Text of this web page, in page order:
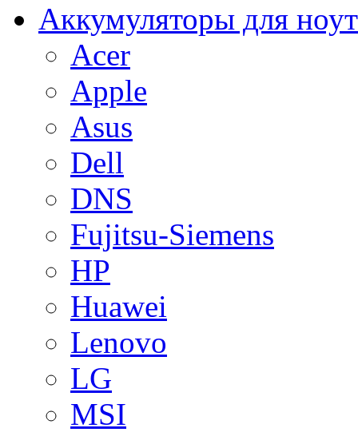
Аккумуляторы для
Acer
Apple
Asus
Dell
DNS
Fujitsu-Siemens
HP
Huawei
Lenovo
LG
MSI